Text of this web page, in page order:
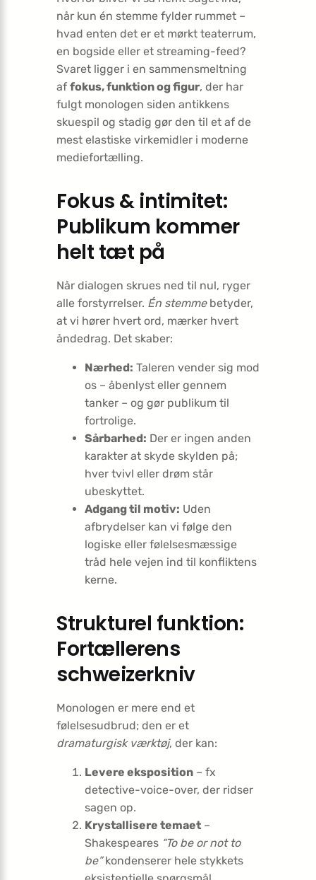
når kun én stemme fylder rummet –
hvad enten det er et mørkt teaterrum,
en bogside eller et streaming-feed?
Svaret ligger i en sammensmeltning
af fokus, funktion og figur, der har
fulgt monologen siden antikkens
skuespil og stadig gør den til et af de
mest elastiske virkemidler i moderne
mediefortælling.
Fokus & intimitet:
Publikum kommer
helt tæt på
Når dialogen skrues ned til nul, ryger
alle forstyrrelser. Én stemmebetyder,
at vi hører hvert ord, mærker hvert
åndedrag. Det skaber:
Nærhed: Taleren vender sig mod
os – åbenlyst eller gennem
tanker – og gør publikum til
fortrolige.
Sårbarhed: Der er ingen anden
karakter at skyde skylden på;
hver tvivl eller drøm står
ubeskyttet.
Adgang til motiv: Uden
afbrydelser kan vi følge den
logiske eller følelsesmæssige
tråd hele vejen ind til konfliktens
kerne.
Strukturel funktion:
Fortællerens
schweizerkniv
Monologen er mere end et
følelsesudbrud; den er et
dramaturgisk værktøj, der kan:
Levere eksposition – fx
detective-voice-over, der ridser
sagen op.
Krystallisere temaet –
Shakespeares “To be or not to
be”kondenserer hele stykkets